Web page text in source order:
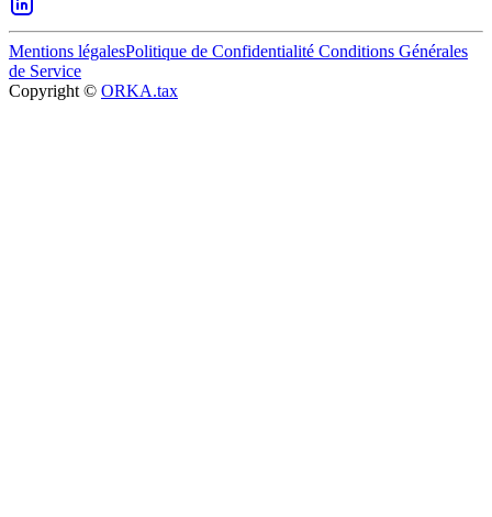
Mentions légalesPolitique de Confidentialité Conditions Générales
de Service
Copyright © ORKA.tax